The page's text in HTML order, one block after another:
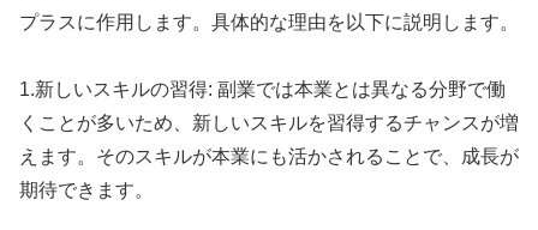
プラスに作用します。具体的な理由を以下に説明します。
1.新しいスキルの習得: 副業では本業とは異なる分野で働
くことが多いため、新しいスキルを習得するチャンスが増
えます。そのスキルが本業にも活かされることで、成長が
期待できます。